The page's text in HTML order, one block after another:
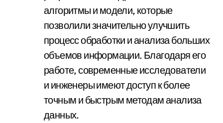
алгоритмы и модели, которые
позволили значительно улучшить
процесс обработки и анализа больших
объемов информации. Благодаря его
работе, современные исследователи
и инженеры имеют доступ к более
точным и быстрым методам анализа
данных.